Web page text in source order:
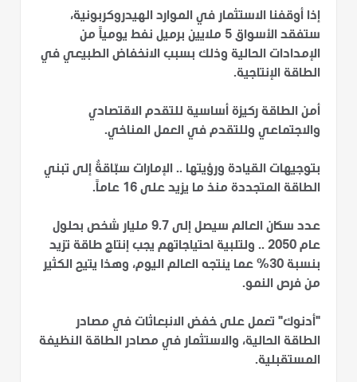
إذا أوقفنا الاستثمار في الموارد الهيدروكربونية،
ستفقد الأسواق 5 ملايين برميل نفط يومياً من
الإمدادات الحالية وذلك بسبب الانخفاض الطبيعي في
الطاقة الإنتاجية.
أمن الطاقة ركيزة أساسية للتقدم الاقتصادي
والاجتماعي وللتقدم في العمل المناخي.
بتوجيهات القيادة ورؤيتها .. الإمارات سبّاقةٌ إلى تبني
الطاقة المتجددة منذ ما يزيد على 16 عاماً.
عدد سكان العالم سيصل إلى 9.7 مليار شخص بحلول
عام 2050 .. ولتلبية احتياجاتهم يجب إنتاج طاقة تزيد
بنسبة 30% عما ينتجه العالم اليوم، وهذا يتيح الكثير
من فرص النمو.
"أدنوك" تعمل على خفض الانبعاثات في مصادر
الطاقة الحالية، والاستثمار في مصادر الطاقة النظيفة
المستقبلية.